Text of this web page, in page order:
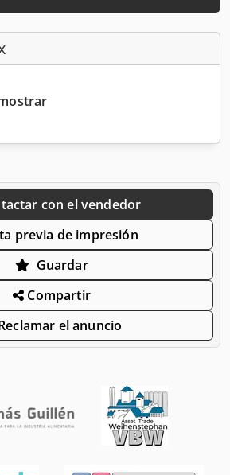
con el vendedor
previa de impresión
Guardar
Compartir
el anuncio